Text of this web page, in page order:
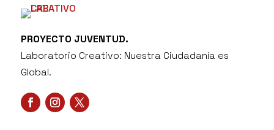
PROYECTO JUVENTUD.
Laboratorio Creativo: Nuestra Ciudadanía es
Global.